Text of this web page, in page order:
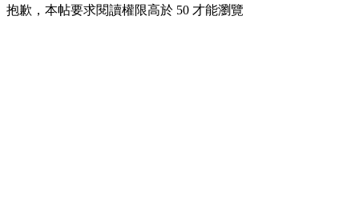
抱歉，本帖要求閱讀權限高於 50 才能瀏覽